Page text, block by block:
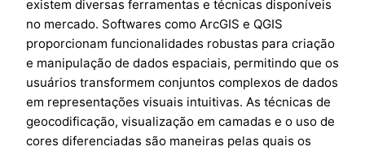
existem diversas ferramentas e técnicas disponíveis
no mercado. Softwares como ArcGIS e QGIS
proporcionam funcionalidades robustas para criação
e manipulação de dados espaciais, permitindo que os
usuários transformem conjuntos complexos de dados
em representações visuais intuitivas. As técnicas de
geocodificação, visualização em camadas e o uso de
cores diferenciadas são maneiras pelas quais os